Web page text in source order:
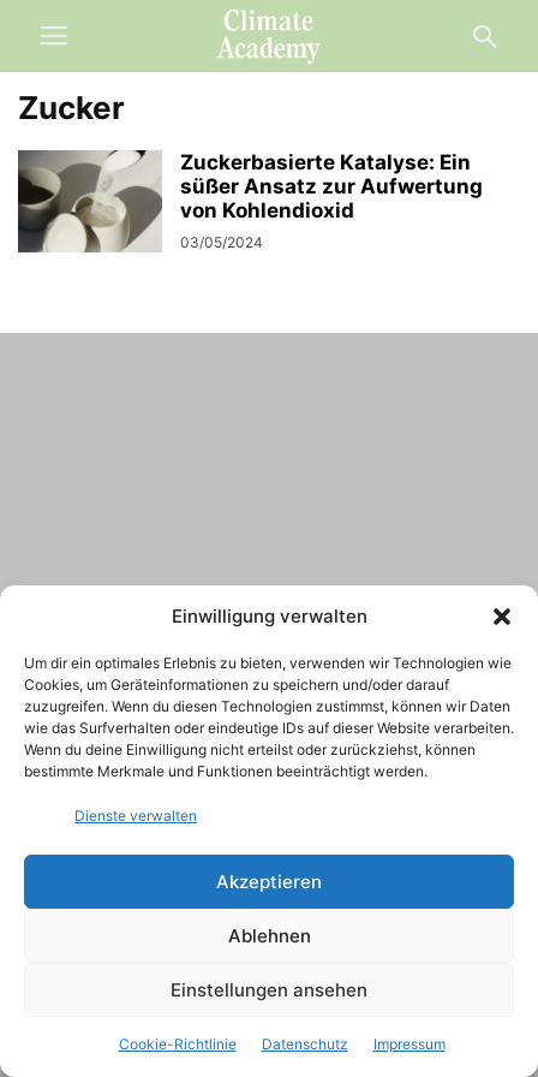
Einwilligung verwalten
Um dir ein optimales Erlebnis zu bieten, verwenden wir Technologien wie
Cookies, um Geräteinformationen zu speichern und/oder darauf
zuzugreifen. Wenn du diesen Technologien zustimmst, können wir Daten
wie das Surfverhalten oder eindeutige IDs auf dieser Website verarbeiten.
Wenn du deine Einwilligung nicht erteilst oder zurückziehst, können
bestimmte Merkmale und Funktionen beeinträchtigt werden.
Dienste verwalten
Akzeptieren
Ablehnen
Einstellungen ansehen
Cookie-Richtlinie Datenschutz Impressum
Zucker
Zuckerbasierte Katalyse: Ein
süßer Ansatz zur Aufwertung
von Kohlendioxid
03/05/2024